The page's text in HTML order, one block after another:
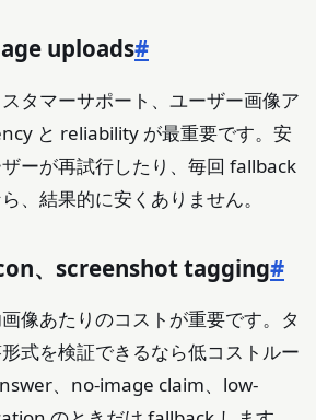
uploads#
タマーサポート、ユーザー画像ア
と reliability が最重要です。安
ーが再試行したり、毎回 fallback
、結果的に安くありません。
、screenshot tagging#
像あたりのコストが重要です。タ
式を検証できるなら低コストルー
、no-image claim、low-